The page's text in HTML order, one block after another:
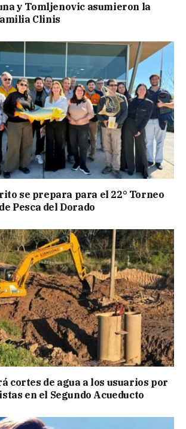
y Tomljenovic asumieron la
Clinis
se prepara para el 22° Torneo
Pesca del Dorado
cortes de agua a los usuarios por
en el Segundo Acueducto